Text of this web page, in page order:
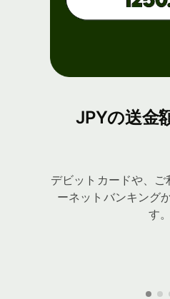
JPYの送金
デビットカードや、ご
ーネットバンキング
す。